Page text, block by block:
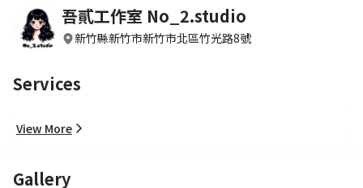
吾貳工作室 No_2.studio
新竹縣新竹市新竹市北區竹光路8號
Services
View More
Gallery